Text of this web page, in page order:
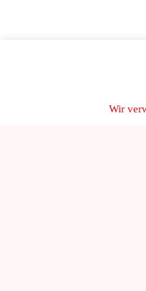
Wir